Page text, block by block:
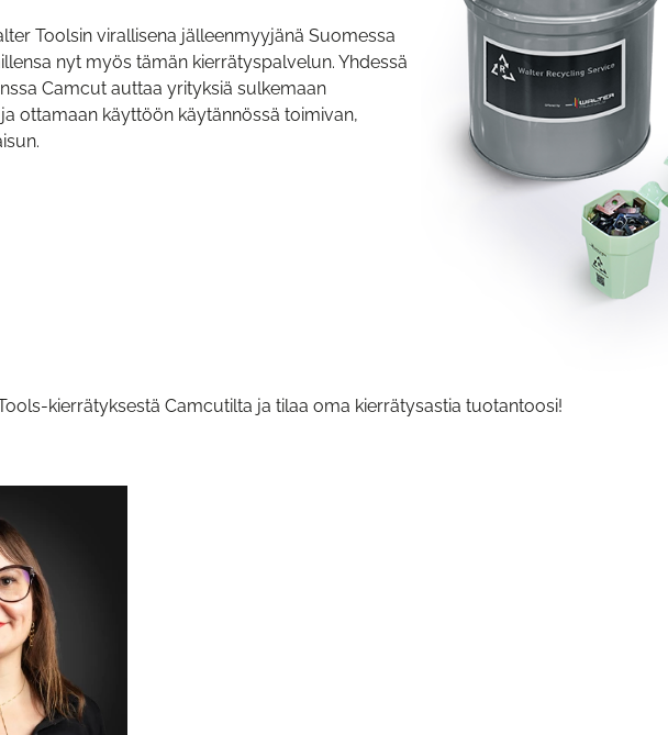
Toolsin virallisena jälleenmyyjänä Suomessa
nyt myös tämän kierrätyspalvelun. Yhdessä
Camcut auttaa yrityksiä sulkemaan
ottamaan käyttöön käytännössä toimivan,
kierrätyksestä Camcutilta ja tilaa oma kierrätysastia tuotantoosi!